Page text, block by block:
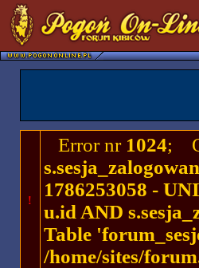
!
Error nr 1024;
1786253058 -
u.id AND
Table
/home/sites/